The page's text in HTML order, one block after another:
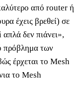
από router ή
έχεις βρεθεί) σε
δεν πιάνει»,
πρόβλημα των
έρχεται το Mesh
το Mesh